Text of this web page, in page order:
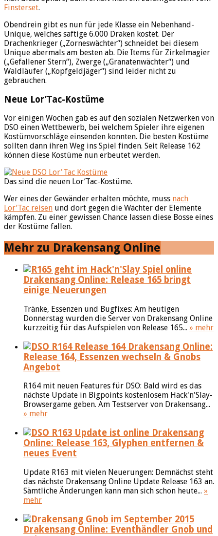
Finsterset.
Obendrein gibt es nun für jede Klasse ein Nebenhand-
Unique, welches saftige 6.000 Draken kostet. Der
Drachenkrieger („Zorneswächter“) schneidet bei diesem
Unique abermals am besten ab. Die Items für Zirkelmagier
(„Gefallener Stern“), Zwerge („Granatenwächter“) und
Waldläufer („Kopfgeldjäger“) sind leider nicht zu
gebrauchen.
Neue Lor’Tac-Kostüme
Vor einigen Wochen gab es auf den sozialen Netzwerken von
DSO einen Wettbewerb, bei welchem Spieler ihre eigenen
Kostümvorschläge einsenden konnten. Die besten Kostüme
sollten dann ihren Weg ins Spiel finden. Seit Release 162
können diese Kostüme nun erbeutet werden.
Das sind die neuen Lor’Tac-Kostüme.
Wer eines der Gewänder erhalten möchte, muss nach
Lor’Tac reisen und dort gegen die Wächter der Elemente
kämpfen. Zu einer gewissen Chance lassen diese Bosse eines
der Kostüme fallen.
Mehr zu Drakensang Online
Drakensang Online: Release 165 bringt
einige Neuerungen
Tränke, Essenzen und Bugfixes: Am heutigen
Donnerstag wurden die Server von Drakensang Online
kurzzeitig für das Aufspielen von Release 165... » mehr
Drakensang Online:
Release 164, Essenzen wechseln & Gnobs
Angebot
R164 mit neuen Features für DSO: Bald wird es das
nächste Update in Bigpoints kostenlosem Hack'n'Slay-
Browsergame geben. Am Testserver von Drakensang...
» mehr
Drakensang
Online: Release 163, Glyphen entfernen &
neues Event
Update R163 mit vielen Neuerungen: Demnächst steht
das nächste Drakensang Online Update Release 163 an.
Sämtliche Änderungen kann man sich schon heute... »
mehr
Drakensang Online: Eventhändler Gnob und